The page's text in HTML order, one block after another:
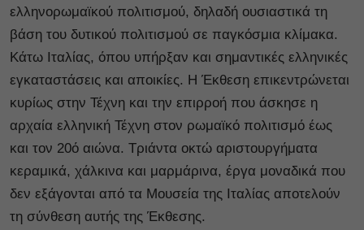
ελληνορωμαϊκού πολιτισμού, δηλαδή ουσιαστικά τη
βάση του δυτικού πολιτισμού σε παγκόσμια κλίμακα.
Κάτω Ιταλίας, όπου υπήρξαν και σημαντικές ελληνικές
εγκαταστάσεις και αποικίες. Η Έκθεση επικεντρώνεται
κυρίως στην Τέχνη και την επιρροή που άσκησε η
αρχαία ελληνική Τέχνη στον ρωμαϊκό πολιτισμό έως
και τον 20ό αιώνα. Τριάντα οκτώ αριστουργήματα
κεραμικά, χάλκινα και μαρμάρινα, έργα μοναδικά που
δεν εξάγονται από τα Μουσεία της Ιταλίας αποτελούν
τη σύνθεση αυτής της Έκθεσης.